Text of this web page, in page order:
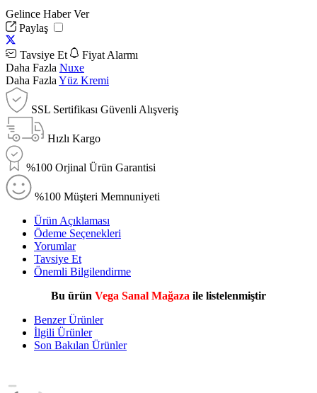
Gelince Haber Ver
Paylaş
Tavsiye Et
Fiyat Alarmı
Daha Fazla Nuxe
Daha Fazla Yüz Kremi
SSL Sertifikası Güvenli Alışveriş
Hızlı Kargo
%100 Orjinal Ürün Garantisi
%100 Müşteri Memnuniyeti
Ürün Açıklaması
Ödeme Seçenekleri
Yorumlar
Tavsiye Et
Önemli Bilgilendirme
Bu ürün Vega Sanal Mağaza ile listelenmiştir
Benzer Ürünler
İlgili Ürünler
Son Bakılan Ürünler